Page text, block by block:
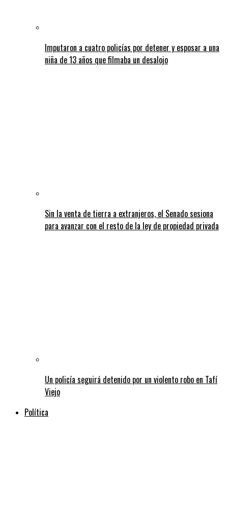
Imputaron a cuatro policías por detener y esposar a una
niña de 13 años que filmaba un desalojo
Sin la venta de tierra a extranjeros, el Senado sesiona
para avanzar con el resto de la ley de propiedad privada
Un policía seguirá detenido por un violento robo en Tafí
Viejo
Política